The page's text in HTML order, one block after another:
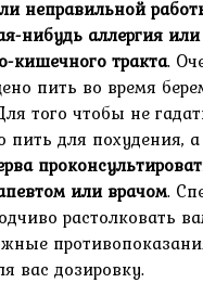
неправильной
нибудь аллергия
кишечного тракта.
пить во время
того чтобы не
для похудения,
или врачом.
растолковать
вас дозировку.